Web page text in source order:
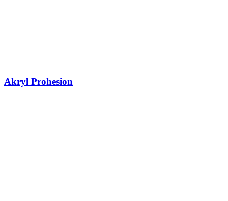
Akryl Prohesion